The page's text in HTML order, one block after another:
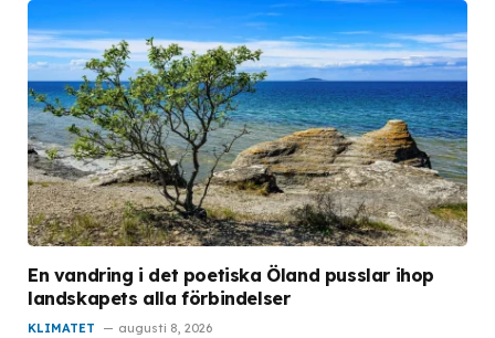
En vandring i det poetiska Öland pusslar ihop
landskapets alla förbindelser
KLIMATET augusti 8, 2026